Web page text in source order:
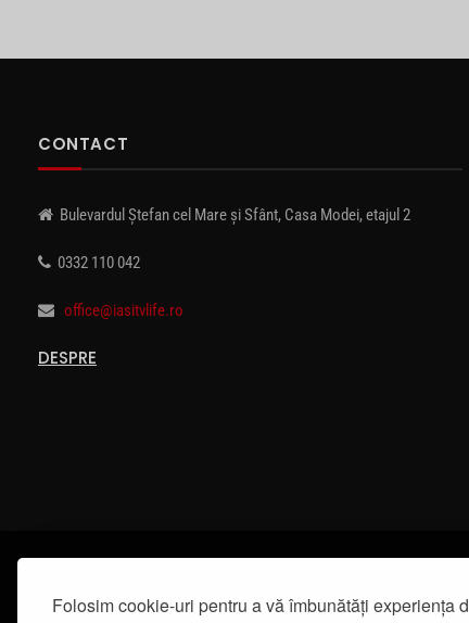
Folosim cookie-uri pentru a vă îmbunătăți experiența
CONTACT
Bulevardul Ștefan cel Mare și Sfânt, Casa Modei, etajul 2
0332 110 042
office@iasitvlife.ro
DESPRE